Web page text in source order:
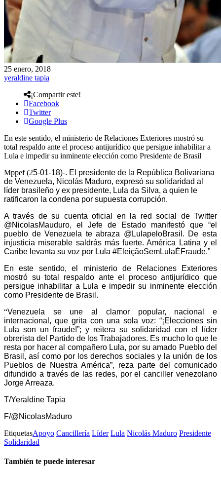
25 enero, 2018
yeraldine tapia
¡Compartir este!
Facebook
Twitter
Google Plus
En este sentido, el ministerio de Relaciones Exteriores mostró su
total respaldo ante el proceso antijurídico que persigue inhabilitar a
Lula e impedir su inminente elección como Presidente de Brasil
Mppef (25-01-18)-. El presidente de la República Bolivariana
de Venezuela, Nicolás Maduro, expresó su solidaridad al
líder brasileño y ex presidente, Lula da Silva, a quien le
ratificaron la condena por supuesta corrupción.
A través de su cuenta oficial en la red social de Twitter
@NicolasMauduro, el Jefe de Estado manifestó que “el
pueblo de Venezuela te abraza @LulapeloBrasil. De esta
injusticia miserable saldrás más fuerte. América Latina y el
Caribe levanta su voz por Lula #EleiçãoSemLulaÉFraude.”
En este sentido, el ministerio de Relaciones Exteriores
mostró su total respaldo ante el proceso antijurídico que
persigue inhabilitar a Lula e impedir su inminente elección
como Presidente de Brasil.
“Venezuela se une al clamor popular, nacional e
internacional, que grita con una sola voz: “¡Elecciones sin
Lula son un fraude!”; y reitera su solidaridad con el líder
obrerista del Partido de los Trabajadores. Es mucho lo que le
resta por hacer al compañero Lula, por su amado Pueblo del
Brasil, así como por los derechos sociales y la unión de los
Pueblos de Nuestra América”, reza parte del comunicado
difundido a través de las redes, por el canciller venezolano
Jorge Arreaza.
T/Yeraldine Tapia
F/@NicolasMaduro
EtiquetasApoyo Cancillería Líder Lula Nicolás Maduro Presidente
Solidaridad
También te puede interesar